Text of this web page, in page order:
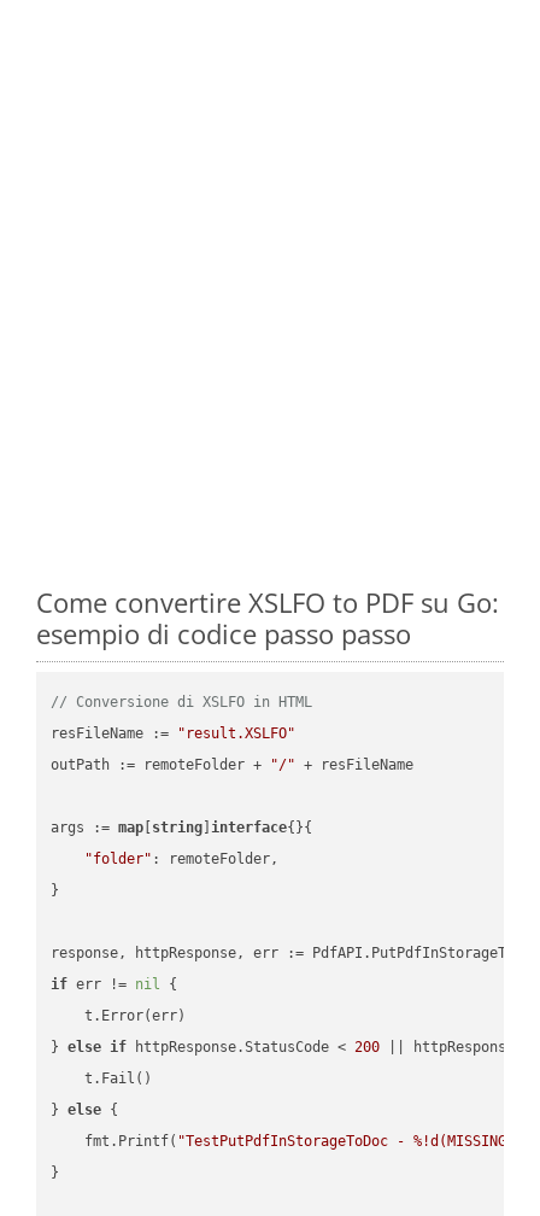
Come convertire XSLFO to PDF su Go:
esempio di codice passo passo
// Conversione di XSLFO in HTML
resFileName :=
"result.XSLFO"
outPath := remoteFolder +
"/" + resFileName
args := map string ]interface{}{
"folder" : remoteFolder,
}
if err != nil {
    t.Error(err)
} else if httpResponse.StatusCode < 200 ||
    t.Fail()
} else {
    fmt.Printf(
"TestPutPdfInStorageToDoc - %!d(MISSING)\n"
}